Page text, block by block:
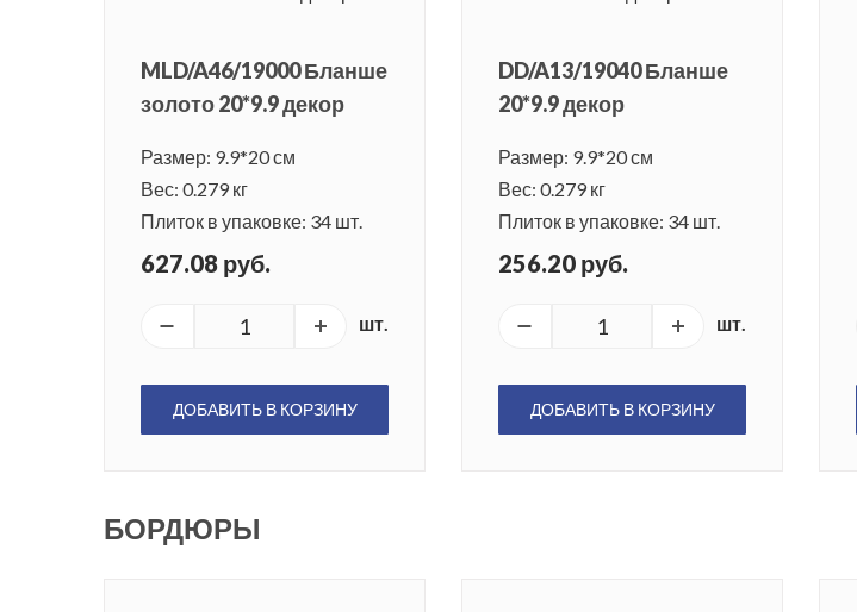
MLD/A46/19000 Бланше
золото 20*9.9 декор
Размер: 9.9*20 см
Вес: 0.279 кг
Плиток в упаковке: 34 шт.
627.08 руб.
шт.
ДОБАВИТЬ В КОРЗИНУ
DD/A13/19040 Бланше
20*9.9 декор
Размер: 9.9*20 см
Вес: 0.279 кг
Плиток в упаковке: 34 шт.
256.20 руб.
шт.
ДОБАВИТЬ В КОРЗИНУ
БОРДЮРЫ